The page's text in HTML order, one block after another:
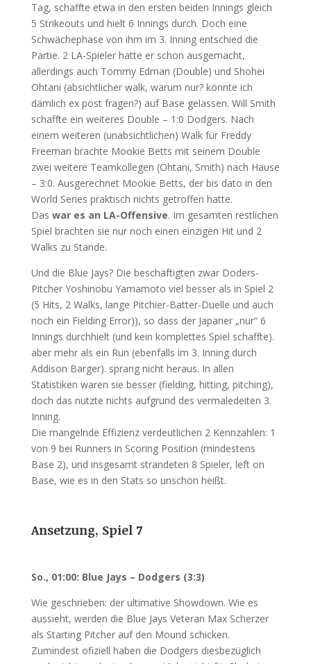
Tag, schaffte etwa in den ersten beiden Innings gleich
5 Strikeouts und hielt 6 Innings durch. Doch eine
Schwächephase von ihm im 3. Inning entschied die
Partie. 2 LA-Spieler hatte er schon ausgemacht,
allerdings auch Tommy Edman (Double) und Shohei
Ohtani (absichtlicher walk, warum nur? könnte ich
dämlich ex post fragen?) auf Base gelassen. Will Smith
schaffte ein weiteres Double – 1:0 Dodgers. Nach
einem weiteren (unabsichtlichen) Walk für Freddy
Freeman brachte Mookie Betts mit seinem Double
zwei weitere Teamkollegen (Ohtani, Smith) nach Hause
– 3:0. Ausgerechnet Mookie Betts, der bis dato in den
World Series praktisch nichts getroffen hatte.
Das war es an LA-Offensive. Im gesamten restlichen
Spiel brachten sie nur noch einen einzigen Hit und 2
Walks zu Stande.
Und die Blue Jays? Die beschäftigten zwar Doders-
Pitcher Yoshinobu Yamamoto viel besser als in Spiel 2
(5 Hits, 2 Walks, lange Pitchier-Batter-Duelle und auch
noch ein Fielding Error)), so dass der Japaner „nur“ 6
Innings durchhielt (und kein komplettes Spiel schaffte).
aber mehr als ein Run (ebenfalls im 3. Inning durch
Addison Barger). sprang nicht heraus. In allen
Statistiken waren sie besser (fielding, hitting, pitching),
doch das nutzte nichts aufgrund des vermaledeiten 3.
Inning.
Die mangelnde Effizienz verdeutlichen 2 Kennzahlen: 1
von 9 bei Runners in Scoring Position (mindestens
Base 2), und insgesamt strandeten 8 Spieler, left on
Base, wie es in den Stats so unschön heißt.
Ansetzung, Spiel 7
So., 01:00: Blue Jays – Dodgers (3:3)
Wie geschrieben: der ultimative Showdown. Wie es
aussieht, werden die Blue Jays Veteran Max Scherzer
als Starting Pitcher auf den Mound schicken.
Zumindest ofiziell haben die Dodgers diesbezüglich